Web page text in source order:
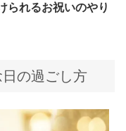
られるお祝いのやり
の過ごし方